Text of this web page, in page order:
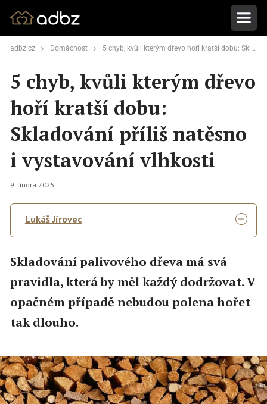
adbz.cz Domácnost 5 chyb, kvůli kterým dřevo hoří kratší dobu: Skladování příliš natěsno i vystavování vlhkosti
5 chyb, kvůli kterým dřevo
hoří kratší dobu:
Skladování příliš natěsno
i vystavování vlhkosti
9. února 2025
Lukáš Jírovec
Skladování palivového dřeva má svá
pravidla, která by měl každý dodržovat. V
opačném případě nebudou polena hořet
tak dlouho.